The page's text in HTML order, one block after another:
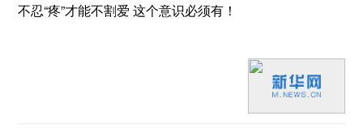
不忍“疼”才能不割爱 这个意识必须有！